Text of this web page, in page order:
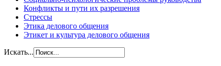
Конфликты и пути их разрешения
Стрессы
Этика делового общения
Этикет и культура делового общения
Искать...